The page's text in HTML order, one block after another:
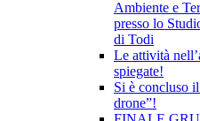
Ambiente e
presso lo
di Todi
Le attività
spiegate!
Si è concluso
drone”!